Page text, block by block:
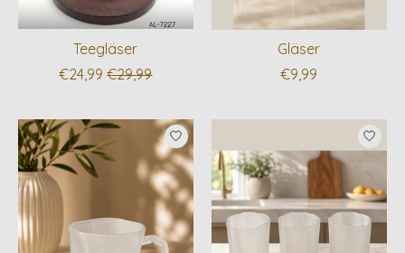
Teegläser
€24,99 €29,99
Gläser
€9,99